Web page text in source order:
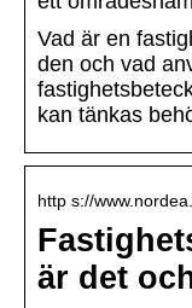
Vad är en
den och vad
kan tänkas
http s://
är det